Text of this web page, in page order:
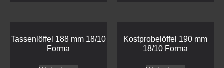
Tassenlöffel 188 mm 18/10
Forma
Kostprobelöffel 190 mm
18/10 Forma